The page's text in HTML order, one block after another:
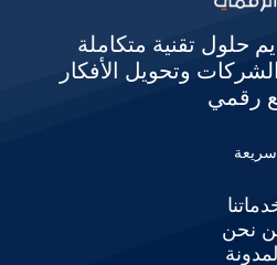
حلول تقنية متكاملة
وتحويل الأفكار
رقمي
نحن
المدونة